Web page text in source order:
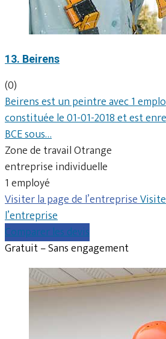
13. Beirens
(0)
Beirens est un peintre avec 1
constituée le 01-01-2018 et est
BCE sous…
Zone de travail Otrange
entreprise individuelle
1 employé
Visiter la page de l’entreprise
l’entreprise
Comparer les devis
Gratuit – Sans engagement